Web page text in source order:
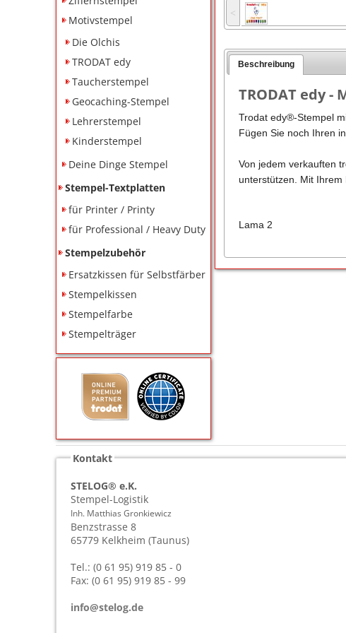
Motivstempel
Die Olchis
TRODAT edy
Taucherstempel
Geocaching-Stempel
Lehrerstempel
Kinderstempel
Deine Dinge Stempel
Stempel-Textplatten
für Printer / Printy
für Professional / Heavy Duty
Stempelzubehör
Ersatzkissen für Selbstfärber
Stempelkissen
Stempelfarbe
Stempelträger
˂
Beschreibung
TRODAT edy -
Trodat edy®-Stempel
Fügen Sie noch Ihren
Von jedem verkauften
unterstützen. Mit
Lama 2
Kontakt
STELOG® e.K.
Stempel-Logistik
Inh. Matthias Gronkiewicz
Benzstrasse 8
65779 Kelkheim (Taunus)
Tel.: (0 61 95) 919 85 - 0
Fax: (0 61 95) 919 85 - 99
info@stelog.de